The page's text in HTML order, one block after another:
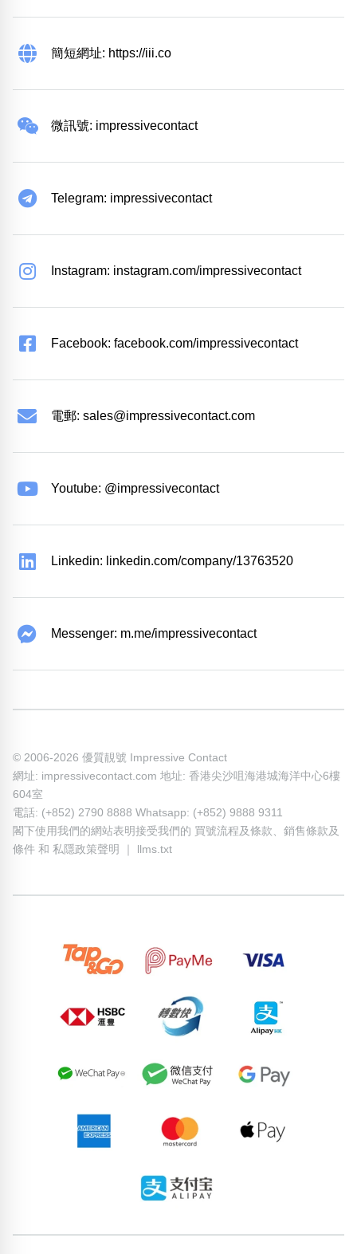
簡短網址: https://iii.co
微訊號: impressivecontact
Telegram: impressivecontact
Instagram: instagram.com/impressivecontact
Facebook: facebook.com/impressivecontact
電郵: sales@impressivecontact.com
Youtube: @impressivecontact
Linkedin: linkedin.com/company/13763520
Messenger: m.me/impressivecontact
© 2006-2026 優質靚號 Impressive Contact
網址: impressivecontact.com 地址: 香港尖沙咀海港城海洋中心6樓
604室
電話: (+852) 2790 8888 Whatsapp: (+852) 9888 9311
閣下使用我們的網站表明接受我們的 買號流程及條款
銷售條款及
條件 和 私隱政策聲明 llms.txt